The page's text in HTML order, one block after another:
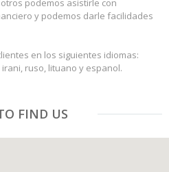
podemos asistirle con
y podemos darle facilidades
en los siguientes idiomas:
ruso, lituano y espanol.
FIND US